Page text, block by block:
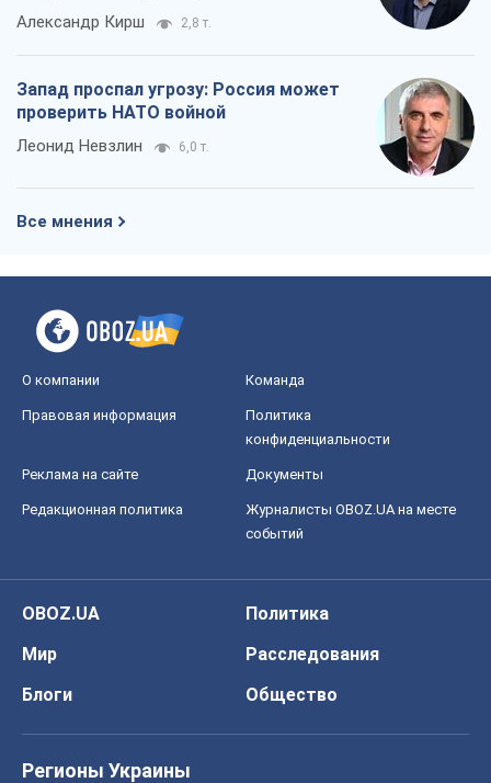
Александр Кирш 2,8 т.
Запад проспал угрозу: Россия может
проверить НАТО войной
Леонид Невзлин 6,0 т.
Все мнения
О компании Команда
Правовая информация
Политика
конфиденциальности
Реклама на сайте Документы
Редакционная политика
Журналисты OBOZ.UA на месте
событий
OBOZ.UA
Политика
Мир
Расследования
Блоги
Общество
Регионы Украины